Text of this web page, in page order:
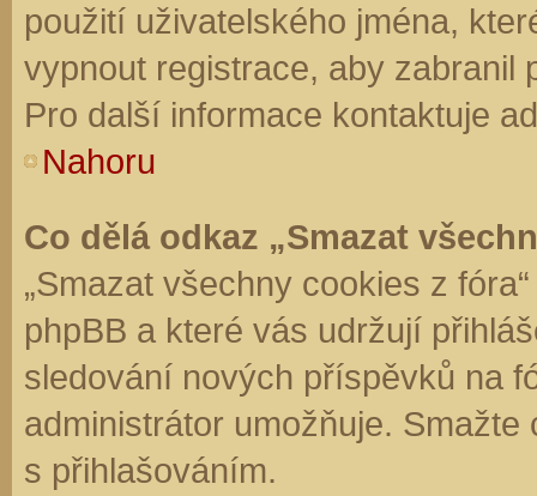
použití uživatelského jména,
vypnout registrace, aby zabranil
Pro další informace kontaktuje
Nahoru
Co dělá odkaz „Smazat
„Smazat všechny cookies z
phpBB a které vás udržují
sledování nových příspěvků na
administrátor umožňuje.
s přihlašováním.